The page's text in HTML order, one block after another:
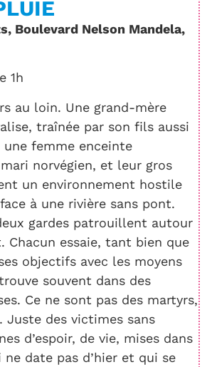
Boulevard Nelson Mandela,
1h
au loin. Une grand-mère
traînée par son fils aussi
femme enceinte
norvégien, et leur gros
un environnement hostile
à une rivière sans pont.
gardes patrouillent autour
Chacun essaie, tant bien que
objectifs avec les moyens
souvent dans des
Ce ne sont pas des martyrs,
Juste des victimes sans
d’espoir, de vie, mises dans
date pas d’hier et qui se